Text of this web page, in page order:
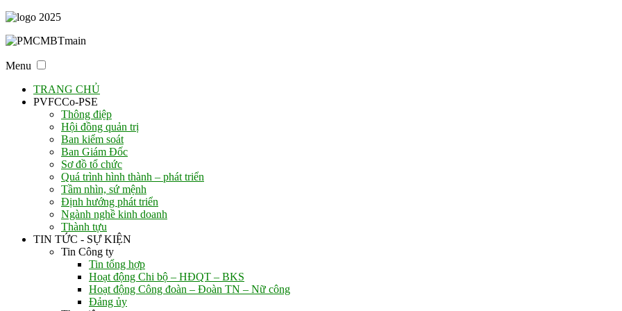
Menu
TRANG CHỦ
PVFCCo-PSE
Thông điệp
Hội đồng quản trị
Ban kiểm soát
Ban Giám Đốc
Sơ đồ tổ chức
Quá trình hình thành – phát triển
Tầm nhìn, sứ mệnh
Định hướng phát triển
Ngành nghề kinh doanh
Thành tựu
TIN TỨC - SỰ KIỆN
Tin Công ty
Tin tổng hợp
Hoạt động Chi bộ – HĐQT – BKS
Hoạt động Công đoàn – Đoàn TN – Nữ công
Đảng ủy